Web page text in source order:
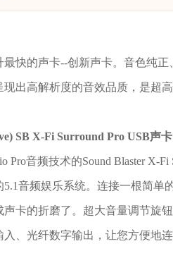
最快的声卡--创新声卡。音色纯
现出高解析度的音效品质，是超
SB X-Fi Surround Pro USB声卡
Pro音频技术的Sound Blaster X-
音频娱乐系统。连接一根简单
声卡的折磨了。超大音量调节旋
入、光纤数字输出，让您方便地